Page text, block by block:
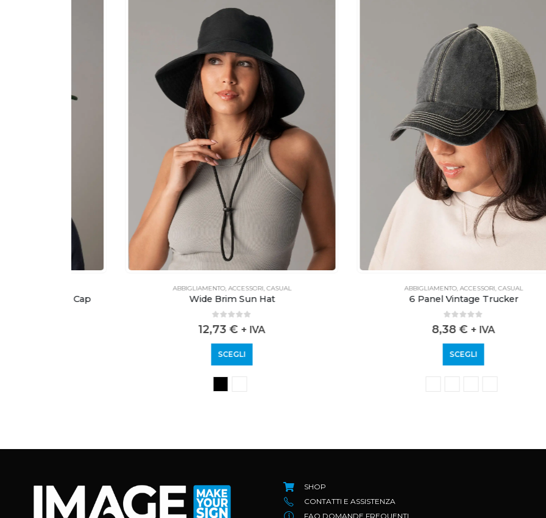
,ACCESSORI,CASUAL
Wide Brim Sun Hat
+ IVA
,ACCESSORI,CASUAL
6 Panel Vintage Trucker
+ IVA
SHOP
CONTATTI E ASSISTENZA
FAQ DOMANDE FREQUENTI